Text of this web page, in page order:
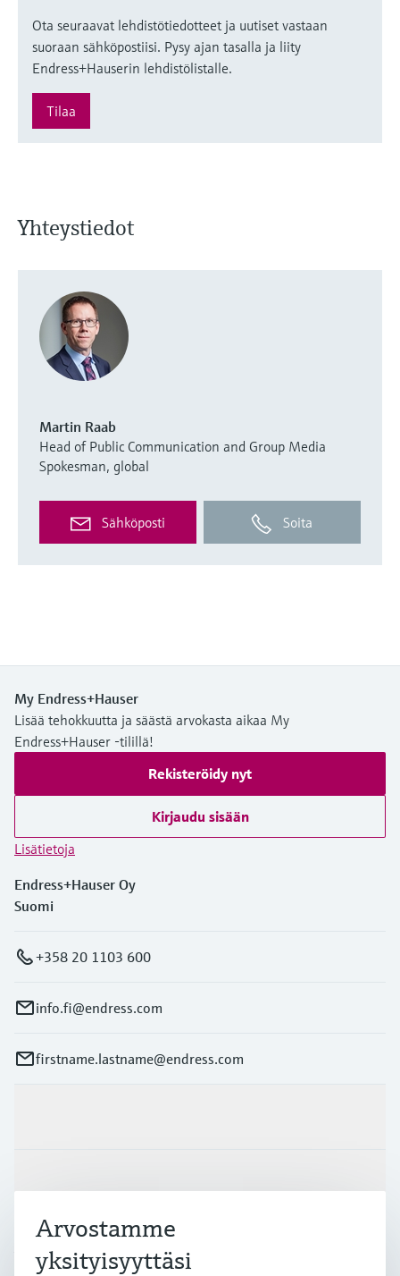
Ota seuraavat lehdistötiedotteet ja uutiset vastaan
suoraan sähköpostiisi. Pysy ajan tasalla ja liity
Endress+Hauserin lehdistölistalle.
Tilaa
Yhteystiedot
Martin Raab
Head of Public Communication and Group Media
Spokesman, global
Sähköposti Soita
My Endress+Hauser
Lisää tehokkuutta ja säästä arvokasta aikaa My
Endress+Hauser -tilillä!
Rekisteröidy nyt
Kirjaudu sisään
Lisätietoja
Endress+Hauser Oy
Suomi
+358 20 1103 600
info.fi@endress.com
firstname.lastname@endress.com
Asiakastuki
Arvostamme
yksityisyyttäsi